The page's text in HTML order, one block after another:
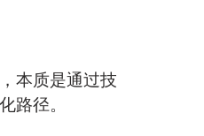
，本质是通过技
路径。